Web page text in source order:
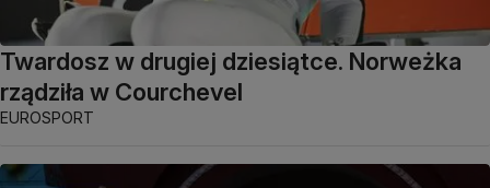
Twardosz w drugiej dziesiątce. Norweżka
rządziła w Courchevel
EUROSPORT